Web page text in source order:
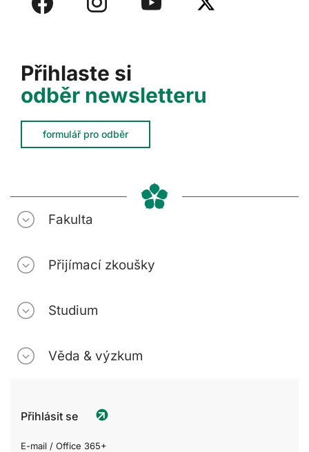
Přihlaste si
odběr newsletteru
formulář pro odběr
Fakulta
Přijímací zkoušky
Studium
Věda & výzkum
Přihlásit se
E-mail / Office 365+